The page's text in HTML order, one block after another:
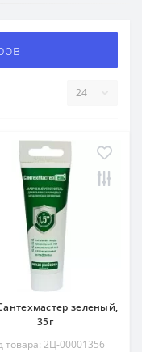
зеленый,
35г
товара: 2Ц-00001356